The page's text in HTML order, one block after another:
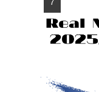
25試合・2得点
33試合・0得点
7試合・1得点